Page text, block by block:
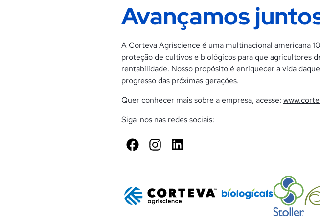
Avançamos
A Corteva Agriscience é uma multinacional americana
proteção de cultivos e biológicos para que agricultores
rentabilidade. Nosso propósito é enriquecer a vida
progresso das próximas gerações.
Quer conhecer mais sobre a empresa, acesse:
Siga-nos nas redes sociais:
FacebookInstagramLinkedIn